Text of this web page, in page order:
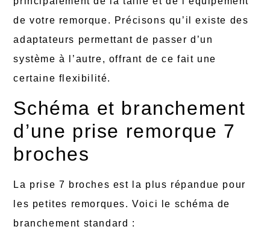
de votre remorque. Précisons qu’il existe des
adaptateurs permettant de passer d’un
système à l’autre, offrant de ce fait une
certaine flexibilité.
Schéma et branchement
d’une prise remorque 7
broches
La prise 7 broches est la plus répandue pour
les petites remorques. Voici le schéma de
branchement standard :